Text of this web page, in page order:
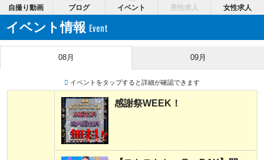
自撮り動画 ブログ イベント 男性求人 女性求人
イベント情報
08月 09月
イベントをタップすると詳細が確認できます
感謝祭WEEK！